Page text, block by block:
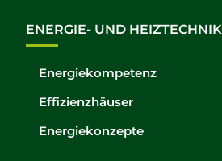
ENERGIE- UND HEIZTECHNIK
Energiekompetenz
Effizienzhäuser
Energiekonzepte